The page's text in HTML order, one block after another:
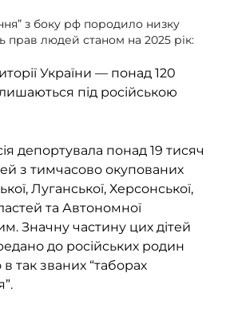
з боку рф породило низку
прав людей станом на 2025 рік:
України — понад 120
під російською
депортувала понад 19 тисяч
з тимчасово окупованих
Луганської, Херсонської,
та Автономної
Значну частину цих дітей
до російських родин
так званих “таборах